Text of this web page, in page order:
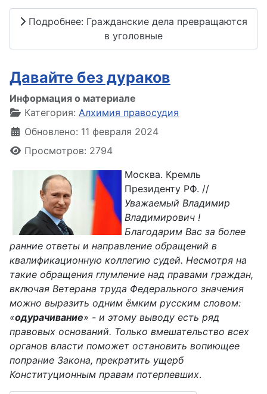
Подробнее: Гражданские дела превращаются
в уголовные
Давайте без дураков
Информация о материале
Категория: Алхимия правосудия
Обновлено: 11 февраля 2024
Просмотров: 2794
Москва. Кремль
Президенту РФ. //
Уважаемый Владимир
Владимирович !
Благодарим Вас за более
ранние ответы и направление обращений в
квалификационную коллегию судей. Несмотря на
такие обращения глумление над правами граждан,
включая Ветерана труда Федерального значения
можно выразить одним ёмким русским словом:
«одурачивание» - и этому выводу есть ряд
правовых оснований. Только вмешательство всех
органов власти поможет остановить вопиющее
попрание Закона, прекратить ущерб
Конституционным правам потерпевших.